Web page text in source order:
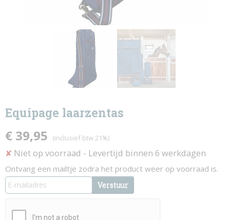
Equipage laarzentas
€ 39,95 (inclusief btw 21%)
✘ Niet op voorraad - Levertijd binnen 6 werkdagen
Ontvang een mailtje zodra het product weer op voorraad is.
Verstuur